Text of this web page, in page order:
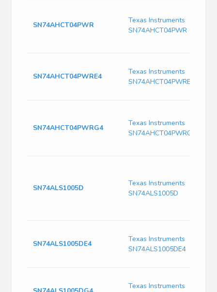
SN74AHCT04PWR
Texas Instruments
SN74AHCT04PWR
SN74AHCT04PWRE4
Texas Instruments
SN74AHCT04PWRE4
SN74AHCT04PWRG4
Texas Instruments
SN74AHCT04PWRG4
SN74ALS1005D
Texas Instruments
SN74ALS1005D
SN74ALS1005DE4
Texas Instruments
SN74ALS1005DE4
Texas Instruments